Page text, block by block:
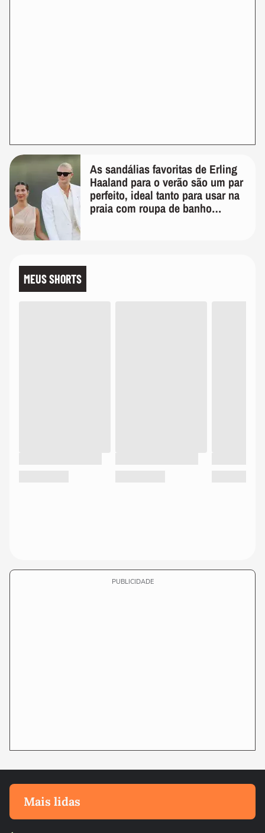
As sandálias favoritas de Erling
Haaland para o verão são um par
perfeito, ideal tanto para usar na
praia com roupa de banho
MEUS SHORTS
PUBLICIDADE
Mais lidas